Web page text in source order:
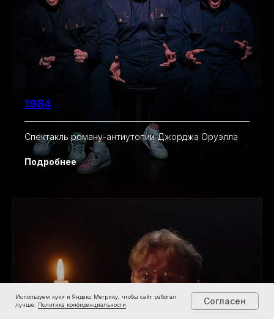
Используем куки и Яндекс Метрику, чтобы сайт работал
лучше. Политика конфиденциальности Согласен
1984
Спектакль роману-антиутопии Джорджа Оруэлла
Подробнее